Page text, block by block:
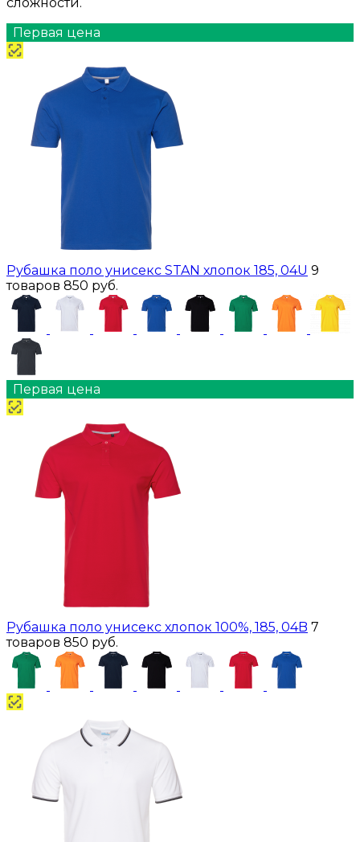
Первая цена
Рубашка поло унисекс STAN хлопок 185, 04U 9
товаров 850 руб.
Первая цена
Рубашка поло унисекс хлопок 100%, 185, 04B 7
товаров 850 руб.